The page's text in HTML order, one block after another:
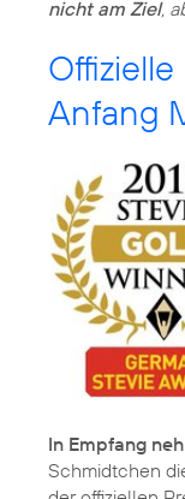
nicht am Ziel,
Anfang
In Empfang
Schmidtchen